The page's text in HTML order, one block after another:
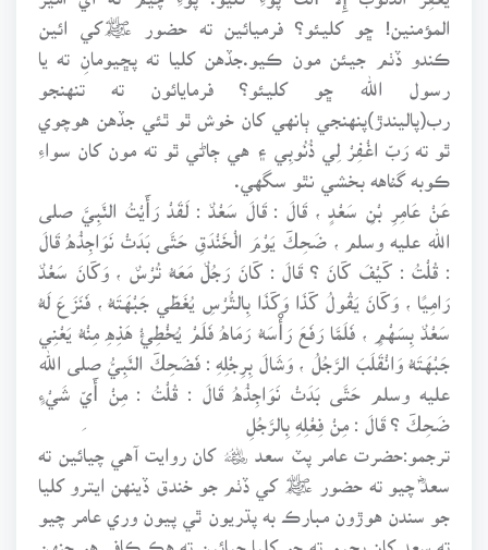
المؤمنين! ڇو کليئو؟ فرميائين ته حضور ﷺکي ائين
ڪندو ڏٺم جيئن مون ڪيو.جڏهن کليا ته پڇيومانِ ته يا
رسول الله ڇو کليئو؟ فرمايائون ته تنهنجو
رب(پاليندڙ)پنهنجي ٻانهي کان خوش ٿو ٿئي جڏهن هوچوي
ٿو ته رَبِّ اغْفِرْ لِي ذُنُوبِي ۽ هي ڄاڻي ٿو ته مون کان سواءِ
ڪوبه گناهه بخشي نٿو سگهي.
عَنْ عَامِرِ بْنِ سَعْدٍ ، قَالَ : قَالَ سَعْدٌ : لَقَدْ رَأَيْتُ النَّبِيَّ صلى
الله عليه وسلم ، ضَحِكَ يَوْمَ الْخَنْدَقِ حَتَّى بَدَتْ نَوَاجِذُهُ قَالَ
: قُلْتُ : كَيْفَ كَانَ ؟ قَالَ : كَانَ رَجُلٌ مَعَهُ تُرْسٌ ، وَكَانَ سَعْدٌ
رَامِيًا ، وَكَانَ يَقُولُ كَذَا وَكَذَا بِالتُّرْسِ يُغَطِّي جَبْهَتَهُ ، فَنَزَعَ لَهُ
سَعْدٌ بِسَهْمٍ ، فَلَمَّا رَفَعَ رَأْسَهُ رَمَاهُ فَلَمْ يُخْطِئْ هَذِهِ مِنْهُ يَعْنِي
جَبْهَتَهُ وَانْقَلَبَ الرَّجُلُ ، وَشَالَ بِرِجْلِهِ : فَضَحِكَ النَّبِيُّ صلى الله
عليه وسلم حَتَّى بَدَتْ نَوَاجِذُهُ قَالَ : قُلْتُ : مِنْ أَيِّ شَيْءٍ
ضَحِكَ ؟ قَالَ : مِنْ فِعْلِهِ بِالرَّجُلِ
ترجمو:حضرت عامر پٽ سعد ﷦ کان روايت آهي چيائين ته
سعدؓ چيو ته حضور ﷺ کي ڏٺم جو خندق ڏينهن ايترو کليا
جو سندن هوڙون مبارڪ به پڌريون ٿي پيون وري عامر چيو
ته سعد کان پڇيم ته ڇو کليا چيائين ته هڪ ڪافر هو جنهن